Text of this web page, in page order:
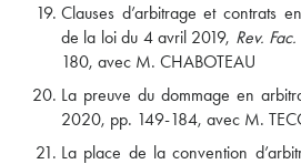
Clauses d’arbitrage et contrats
de la loi du 4 avril 2019, Rev.
180, avec M. CHABOTEAU
La preuve du dommage en
2020, pp. 149-184, avec M.
La place de la convention